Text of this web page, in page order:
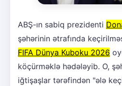
ABŞ-ın sabiq prezidenti
şəhərinin ətrafında
FIFA Dünya Kuboku 2026
köçürməklə hədələyib. O,
iğtişaşlar tərəfindən "ələ